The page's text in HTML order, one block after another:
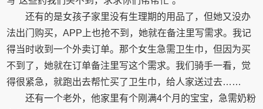
还有的是女孩子家里没有生理期的用品了，但她又没办
法出门购买，APP上也抢不到，她就在备注里写需求。我记
得当时收到一个外卖订单。那个女生急需卫生巾，但因为买
不到了，她就在订单备注里写这个需求。我们骑手一看，觉
得很紧急，就跑出去帮忙买了卫生巾，给人家送过去……
还有一个老外，他家里有个刚满4个月的宝宝，急需奶粉